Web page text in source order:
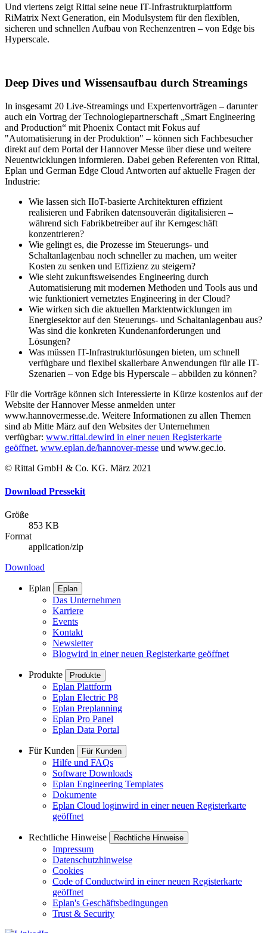
Und viertens zeigt Rittal seine neue IT-Infrastrukturplattform
RiMatrix Next Generation, ein Modulsystem für den flexiblen,
sicheren und schnellen Aufbau von Rechenzentren – von Edge bis
Hyperscale.
Deep Dives und Wissensaufbau durch Streamings
In insgesamt 20 Live-Streamings und Expertenvorträgen – darunter
auch ein Vortrag der Technologiepartnerschaft „Smart Engineering
and Production“ mit Phoenix Contact mit Fokus auf
"Automatisierung in der Produktion" – können sich Fachbesucher
direkt auf dem Portal der Hannover Messe über diese und weitere
Neuentwicklungen informieren. Dabei geben Referenten von Rittal,
Eplan und German Edge Cloud Antworten auf aktuelle Fragen der
Industrie:
Wie lassen sich IIoT-basierte Architekturen effizient
realisieren und Fabriken datensouverän digitalisieren –
während sich Fabrikbetreiber auf ihr Kerngeschäft
konzentrieren?
Wie gelingt es, die Prozesse im Steuerungs- und
Schaltanlagenbau noch schneller zu machen, um weiter
Kosten zu senken und Effizienz zu steigern?
Wie sieht zukunftsweisendes Engineering durch
Automatisierung mit modernen Methoden und Tools aus und
wie funktioniert vernetztes Engineering in der Cloud?
Wie wirken sich die aktuellen Marktentwicklungen im
Energiesektor auf den Steuerungs- und Schaltanlagenbau aus?
Was sind die konkreten Kundenanforderungen und
Lösungen?
Was müssen IT-Infrastrukturlösungen bieten, um schnell
verfügbare und flexibel skalierbare Anwendungen für alle IT-
Szenarien – von Edge bis Hyperscale – abbilden zu können?
Für die Vorträge können sich Interessierte in Kürze kostenlos auf der
Website der Hannover Messe anmelden unter
www.hannovermesse.de. Weitere Informationen zu allen Themen
sind ab Mitte März auf den Websites der Unternehmen
verfügbar: www.rittal.dewird in einer neuen Registerkarte
geöffnet, www.eplan.de/hannover-messe und www.gec.io.
© Rittal GmbH & Co. KG. März 2021
Download Pressekit
Größe
853 KB
Format
application/zip
Download
Eplan Eplan
Das Unternehmen
Karriere
Events
Kontakt
Newsletter
Blogwird in einer neuen Registerkarte geöffnet
Produkte Produkte
Eplan Plattform
Eplan Electric P8
Eplan Preplanning
Eplan Pro Panel
Eplan Data Portal
Für Kunden Für Kunden
Hilfe und FAQs
Software Downloads
Eplan Engineering Templates
Dokumente
Eplan Cloud loginwird in einer neuen Registerkarte
geöffnet
Rechtliche Hinweise Rechtliche Hinweise
Impressum
Datenschutzhinweise
Cookies
Code of Conductwird in einer neuen Registerkarte
geöffnet
Eplan's Geschäftsbedingungen
Trust & Security